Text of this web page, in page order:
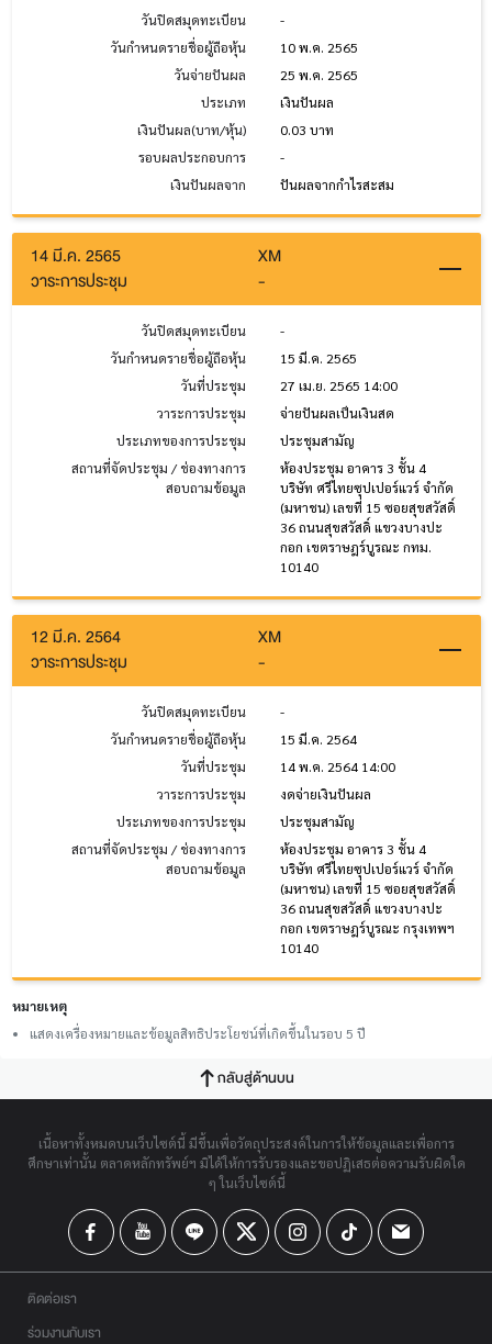
วันปิดสมุดทะเบียน
-
วันกำหนดรายชื่อผู้ถือหุ้น
10 พ.ค. 2565
วันจ่ายปันผล
25 พ.ค. 2565
ประเภท
เงินปันผล
เงินปันผล(บาท/หุ้น)
0.03 บาท
รอบผลประกอบการ
-
เงินปันผลจาก
ปันผลจากกำไรสะสม
14 มี.ค. 2565
XM
วาระการประชุม
-
วันปิดสมุดทะเบียน
-
วันกำหนดรายชื่อผู้ถือหุ้น
15 มี.ค. 2565
วันที่ประชุม
27 เม.ย. 2565 14:00
วาระการประชุม
จ่ายปันผลเป็นเงินสด
ประเภทของการประชุม
ประชุมสามัญ
สถานที่จัดประชุม / ช่องทางการ
สอบถามข้อมูล
ห้องประชุม อาคาร 3 ชั้น 4
บริษัท ศรีไทยซุปเปอร์แวร์ จำกัด
(มหาชน) เลขที่ 15 ซอยสุขสวัสดิ์
36 ถนนสุขสวัสดิ์ แขวงบางปะ
กอก เขตราษฎร์บูรณะ กทม.
10140
12 มี.ค. 2564
XM
วาระการประชุม
-
วันปิดสมุดทะเบียน
-
วันกำหนดรายชื่อผู้ถือหุ้น
15 มี.ค. 2564
วันที่ประชุม
14 พ.ค. 2564 14:00
วาระการประชุม
งดจ่ายเงินปันผล
ประเภทของการประชุม
ประชุมสามัญ
สถานที่จัดประชุม / ช่องทางการ
สอบถามข้อมูล
ห้องประชุม อาคาร 3 ชั้น 4
บริษัท ศรีไทยซุปเปอร์แวร์ จำกัด
(มหาชน) เลขที่ 15 ซอยสุขสวัสดิ์
36 ถนนสุขสวัสดิ์ แขวงบางปะ
กอก เขตราษฎร์บูรณะ กรุงเทพฯ
10140
หมายเหตุ
แสดงเครื่องหมายและข้อมูลสิทธิประโยชน์ที่เกิดขึ้นในรอบ 5 ปี
กลับสู่ด้านบน
เนื้อหาทั้งหมดบนเว็บไซต์นี้ มีขึ้นเพื่อวัตถุประสงค์ในการให้ข้อมูลและเพื่อการ
ศึกษาเท่านั้น ตลาดหลักทรัพย์ฯ มิได้ให้การรับรองและขอปฏิเสธต่อความรับผิดใด
ๆ ในเว็บไซต์นี้
ติดต่อเรา
ร่วมงานกับเรา